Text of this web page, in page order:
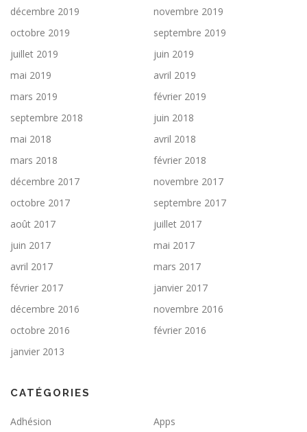
décembre 2019
novembre 2019
octobre 2019
septembre 2019
juillet 2019
juin 2019
mai 2019
avril 2019
mars 2019
février 2019
septembre 2018
juin 2018
mai 2018
avril 2018
mars 2018
février 2018
décembre 2017
novembre 2017
octobre 2017
septembre 2017
août 2017
juillet 2017
juin 2017
mai 2017
avril 2017
mars 2017
février 2017
janvier 2017
décembre 2016
novembre 2016
octobre 2016
février 2016
janvier 2013
CATÉGORIES
Adhésion
Apps